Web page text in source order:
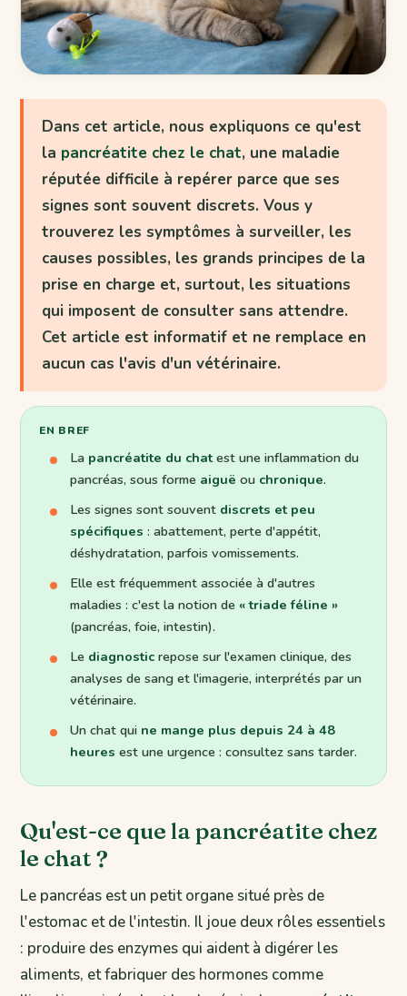
Dans cet article, nous expliquons ce qu'est
la pancréatite chez le chat, une maladie
réputée difficile à repérer parce que ses
signes sont souvent discrets. Vous y
trouverez les symptômes à surveiller, les
causes possibles, les grands principes de la
prise en charge et, surtout, les situations
qui imposent de consulter sans attendre.
Cet article est informatif et ne remplace en
aucun cas l'avis d'un vétérinaire.
EN BREF
La pancréatite du chatest une inflammation du
pancréas, sous forme aiguë ou chronique.
Les signes sont souvent discrets et peu
spécifiques : abattement, perte d'appétit,
déshydratation, parfois vomissements.
Elle est fréquemment associée à d'autres
maladies : c'est la notion de « triade féline »
(pancréas, foie, intestin).
Le diagnostic repose sur l'examen clinique, des
analyses de sang et l'imagerie, interprétés par un
vétérinaire.
Un chat qui ne mange plus depuis 24 à 48
heures est une urgence : consultez sans tarder.
Qu'est-ce que la pancréatite chez
le chat ?
Le pancréas est un petit organe situé près de
l'estomac et de l'intestin. Il joue deux rôles essentiels
: produire des enzymes qui aident à digérer les
aliments, et fabriquer des hormones comme